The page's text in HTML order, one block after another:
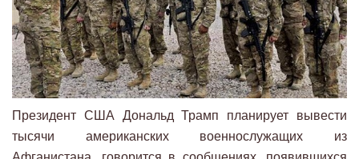
Президент США Дональд Трамп планирует вывести
тысячи американских военнослужащих из